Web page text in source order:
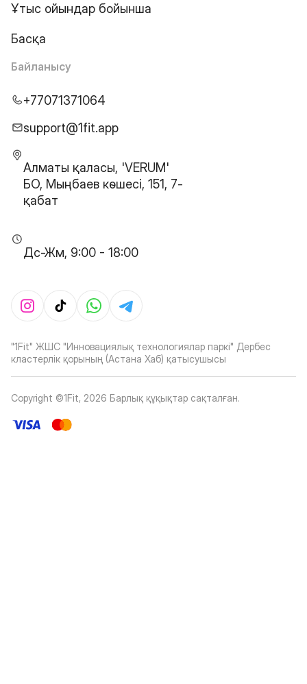
Ұтыс ойындар бойынша
Басқа
Байланысу
+77071371064
support@1fit.app
Алматы қаласы, 'VERUM'
БО, Мыңбаев көшесі, 151, 7-
қабат
Дс-Жм, 9:00 - 18:00
"1Fit" ЖШС "Инновациялық технологиялар паркі" Дербес
кластерлік қорының (Астана Хаб) қатысушысы
Copyright ©1Fit, 2026 Барлық құқықтар сақталған.